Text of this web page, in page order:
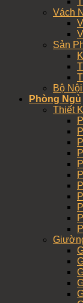
Vách
Sản
Bộ
Phòng Ngủ
Thiết